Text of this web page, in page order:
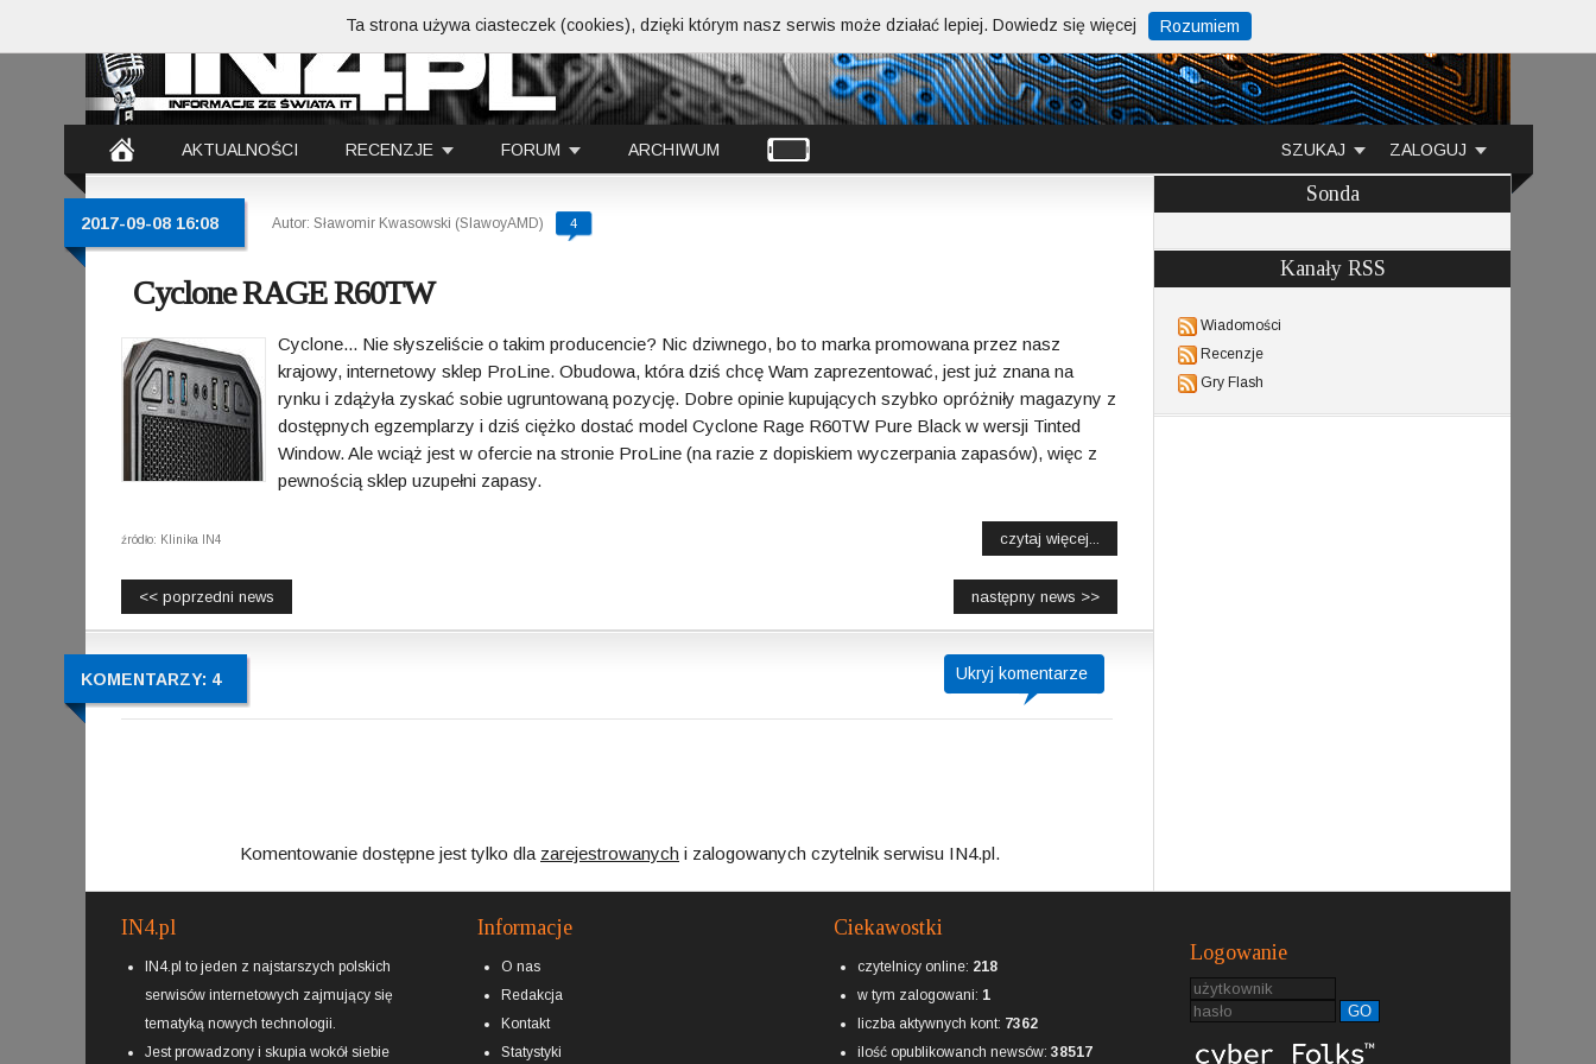
AKTUALNOŚCI RECENZJE FORUM ARCHIWUM ZALOGUJ
SZUKAJ
2017-09-08 16:08 Autor: Sławomir Kwasowski (SlawoyAMD) 4
Cyclone RAGE R60TW
Cyclone... Nie słyszeliście o takim producencie? Nic dziwnego, bo to marka promowana przez nasz
krajowy, internetowy sklep ProLine. Obudowa, która dziś chcę Wam zaprezentować, jest już znana na
rynku i zdążyła zyskać sobie ugruntowaną pozycję. Dobre opinie kupujących szybko opróżniły magazyny z
dostępnych egzemplarzy i dziś ciężko dostać model Cyclone Rage R60TW Pure Black w wersji Tinted
Window. Ale wciąż jest w ofercie na stronie ProLine (na razie z dopiskiem wyczerpania zapasów), więc z
pewnością sklep uzupełni zapasy.
źródło: Klinika IN4 czytaj więcej...
<< poprzedni news następny news >>
KOMENTARZY: 4 Ukryj komentarze
Komentowanie dostępne jest tylko dla zarejestrowanych i zalogowanych czytelnik serwisu IN4.pl.
Sonda
Kanały RSS
Wiadomości
Recenzje
Gry Flash
IN4.pl
IN4.pl to jeden z najstarszych polskich
serwisów internetowych zajmujący się
tematyką nowych technologii.
Jest prowadzony i skupia wokół siebie
Informacje
O nas
Redakcja
Kontakt
Statystyki
Ciekawostki
czytelnicy online: 218
w tym zalogowani: 1
liczba aktywnych kont: 7362
ilość opublikowanch newsów: 38517
Logowanie
GO
Ta strona używa ciasteczek (cookies), dzięki którym nasz serwis może działać lepiej. Dowiedz się więcej Rozumiem